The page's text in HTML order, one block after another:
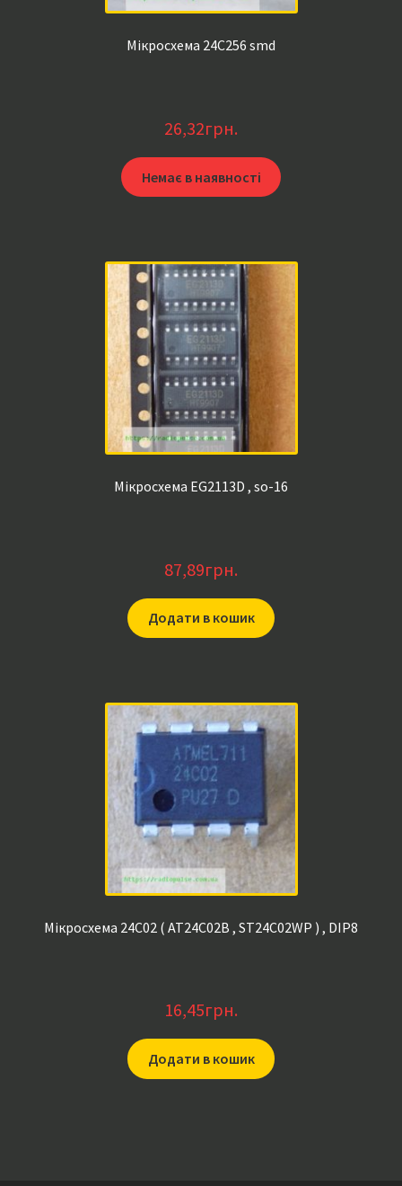
Мікросхема 24C256 smd
26,32грн.
Немає в наявності
Мікросхема EG2113D , so-16
87,89грн.
Додати в кошик
Мікросхема 24C02 ( AT24C02B , ST24C02WP ) , DIP8
16,45грн.
Додати в кошик